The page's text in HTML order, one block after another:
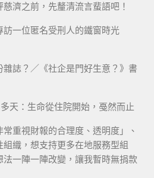
濟之前，先釐清流言蜚語吧！
一位匿名受刑人的鐵窗時光
雜誌？／《社企是門好生意？》書
天：生命從住院開始，戞然而止
常重視財報的合理度、透明度」、
組織，想支持更多在地服務型組
一陣一陣改變，讓我暫時無捐款